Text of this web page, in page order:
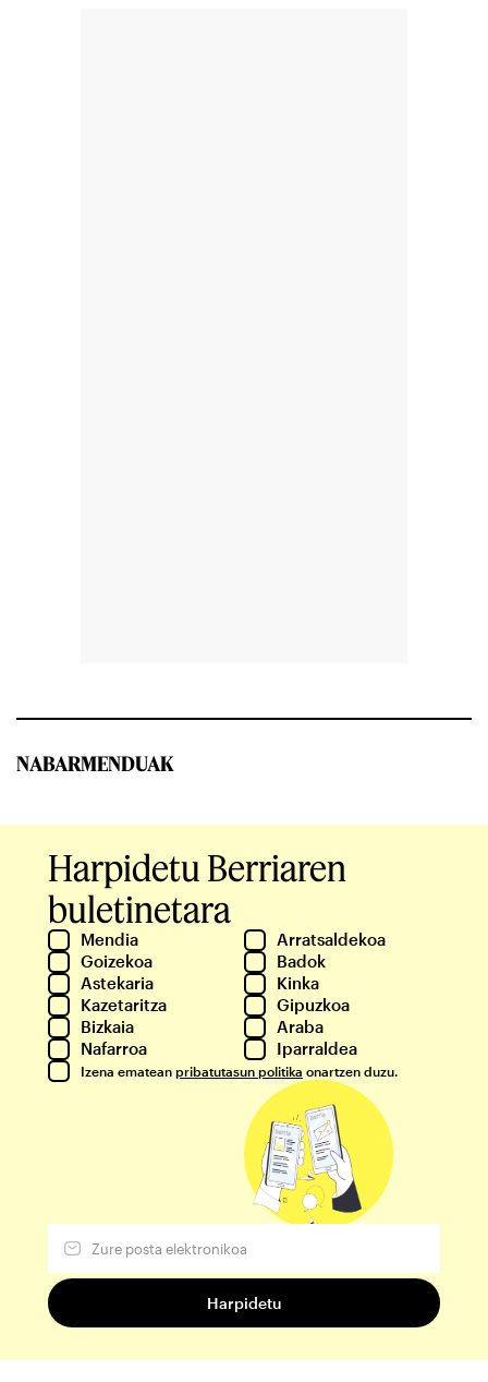
NABARMENDUAK
Harpidetu Berriaren
buletinetara
Mendia
Arratsaldekoa
Goizekoa
Badok
Astekaria
Kinka
Kazetaritza
Gipuzkoa
Bizkaia
Araba
Nafarroa
Iparraldea
Izena ematean pribatutasun politika onartzen duzu.